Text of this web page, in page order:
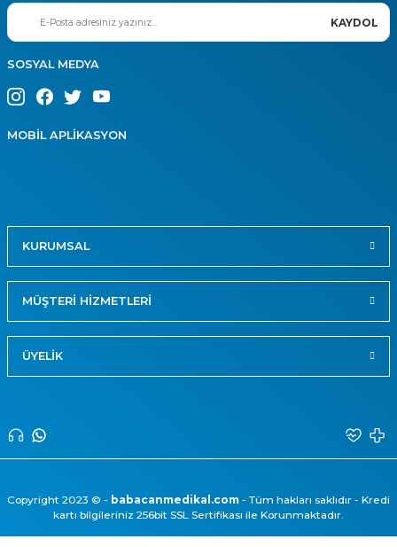
KAYDOL
SOSYAL MEDYA
MOBİL APLİKASYON
KURUMSAL
MÜŞTERİ HİZMETLERİ
ÜYELİK
Copyright 2023 © - babacanmedikal.com - Tüm hakları saklıdır - Kredi
kartı bilgileriniz 256bit SSL Sertifikası ile Korunmaktadır.